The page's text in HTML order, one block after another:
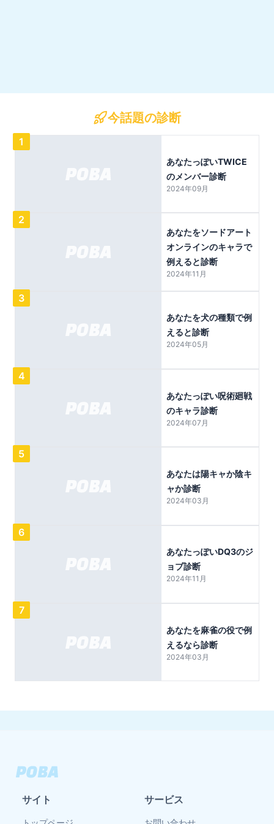
今話題の診断
1
あなたっぽいTWICE
のメンバー診断
2024年09月
2
あなたをソードアート
オンラインのキャラで
例えると診断
2024年11月
3
あなたを犬の種類で例
えると診断
2024年05月
4
あなたっぽい呪術廻戦
のキャラ診断
2024年07月
5
あなたは陽キャか陰キ
ャか診断
2024年03月
6
あなたっぽいDQ3のジ
ョブ診断
2024年11月
7
あなたを麻雀の役で例
えるなら診断
2024年03月
サイト サービス